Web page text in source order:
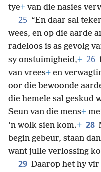
tye+ van die nasies
25 “En daar sal
wees, en op die aarde
radeloos is as gevolg
sy onstuimigheid,+ 26
van vrees+ en
oor die bewoonde
die hemele sal geskud
Seun van die mens+
’n wolk sien kom.+ 28
begin gebeur, staan
want julle verlossing
29 Daarop het hy